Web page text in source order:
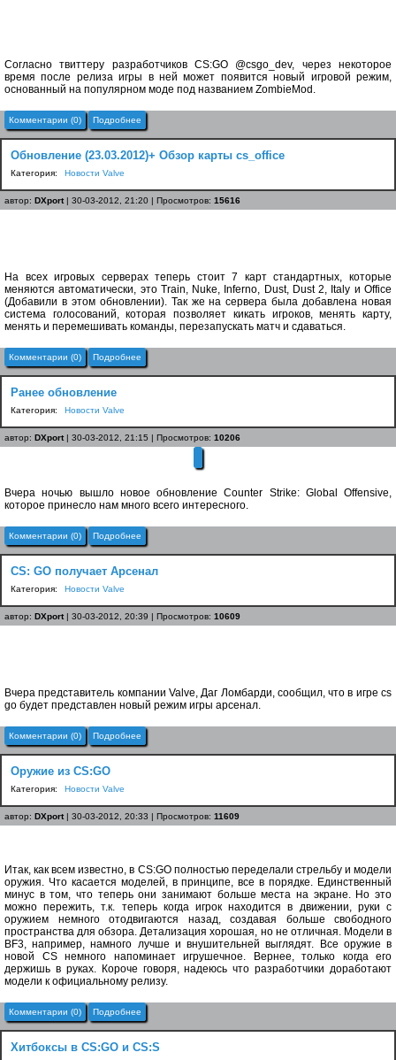
Согласно твиттеру разработчиков CS:GO @csgo_dev, через некоторое
время после релиза игры в ней может появится новый игровой режим,
основанный на популярном моде под названием ZombieMod.
Комментарии (0) Подробнее
Обновление (23.03.2012)+ Обзор карты cs_office
Категория: Новости Valve
автор: DXport| 30-03-2012, 21:20 | Просмотров: 15616
На всех игровых серверах теперь стоит 7 карт стандартных, которые
меняются автоматически, это Train, Nuke, Inferno, Dust, Dust 2, Italy и Office
(Добавили в этом обновлении). Так же на сервера была добавлена новая
система голосований, которая позволяет кикать игроков, менять карту,
менять и перемешивать команды, перезапускать матч и сдаваться.
Комментарии (0) Подробнее
Ранее обновление
Категория: Новости Valve
автор: DXport| 30-03-2012, 21:15 | Просмотров: 10206
Вчера ночью вышло новое обновление Counter Strike: Global Offensive,
которое принесло нам много всего интересного.
Комментарии (0) Подробнее
CS: GO получает Арсенал
Категория: Новости Valve
автор: DXport| 30-03-2012, 20:39 | Просмотров: 10609
Вчера представитель компании Valve, Даг Ломбарди, сообщил, что в игре cs
go будет представлен новый режим игры арсенал.
Комментарии (0) Подробнее
Оружие из CS:GO
Категория: Новости Valve
автор: DXport| 30-03-2012, 20:33 | Просмотров: 11609
Итак, как всем известно, в CS:GO полностью переделали стрельбу и модели
оружия. Что касается моделей, в принципе, все в порядке. Единственный
минус в том, что теперь они занимают больше места на экране. Но это
можно пережить, т.к. теперь когда игрок находится в движении, руки с
оружием немного отодвигаются назад, создавая больше свободного
пространства для обзора. Детализация хорошая, но не отличная. Модели в
BF3, например, намного лучше и внушительней выглядят. Все оружие в
новой CS немного напоминает игрушечное. Вернее, только когда его
держишь в руках. Короче говоря, надеюсь что разработчики доработают
модели к официальному релизу.
Комментарии (0) Подробнее
Хитбоксы в CS:GO и CS:S